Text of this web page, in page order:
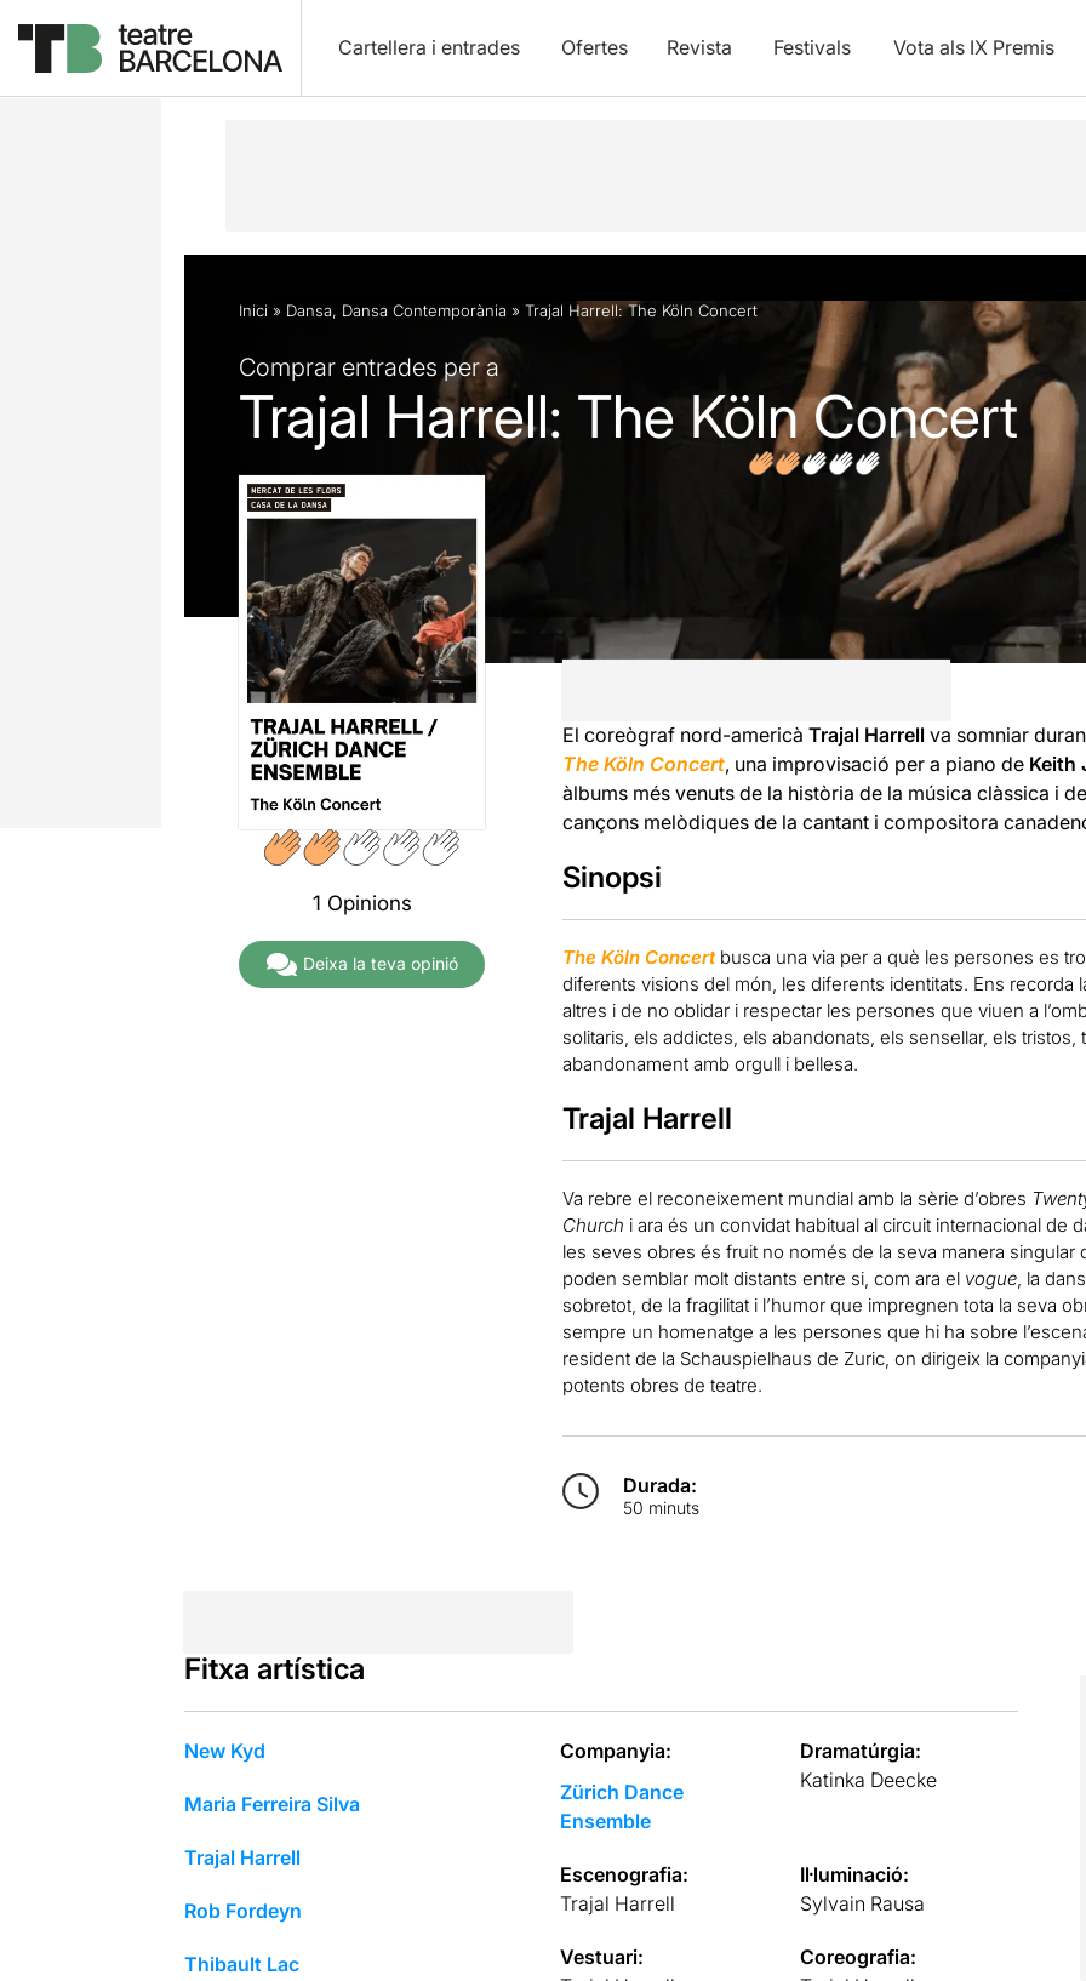
Cartellera i entrades Ofertes Revista Festivals Vota als IX Premis
Descripció Fitxa artística Fotos i vídeos Opinions
Inici » Dansa, Dansa Contemporània » Trajal Harrell: The Köln Concert
Comprar entrades per a
Trajal Harrell: The Köln Concert
1 Opinions
Deixa la teva opinió
El coreògraf nord-americà Trajal Harrell va somniar
The Köln Concert, una improvisació per a piano de Keith
àlbums més venuts de la història de la música clàssica i
cançons melòdiques de la cantant i compositora
Sinopsi
The Köln Concert busca una via per a què les persones es
diferents visions del món, les diferents identitats. Ens recorda
altres i de no oblidar i respectar les persones que viuen a
solitaris, els addictes, els abandonats, els sensellar, els
abandonament amb orgull i bellesa.
Trajal Harrell
Va rebre el reconeixement mundial amb la sèrie d’obres
Church i ara és un convidat habitual al circuit internacional de
les seves obres és fruit no només de la seva manera
poden semblar molt distants entre si, com ara el vogue, la
sobretot, de la fragilitat i l’humor que impregnen tota la seva
sempre un homenatge a les persones que hi ha sobre
resident de la Schauspielhaus de Zuric, on dirigeix la
potents obres de teatre.
Durada:
50 minuts
Fitxa artística
New Kyd
Maria Ferreira Silva
Trajal Harrell
Rob Fordeyn
Thibault Lac
Companyia:
Zürich Dance
Ensemble
Dramatúrgia:
Katinka Deecke
Escenografia:
Trajal Harrell
Il·luminació:
Sylvain Rausa
Vestuari:
Coreografia: